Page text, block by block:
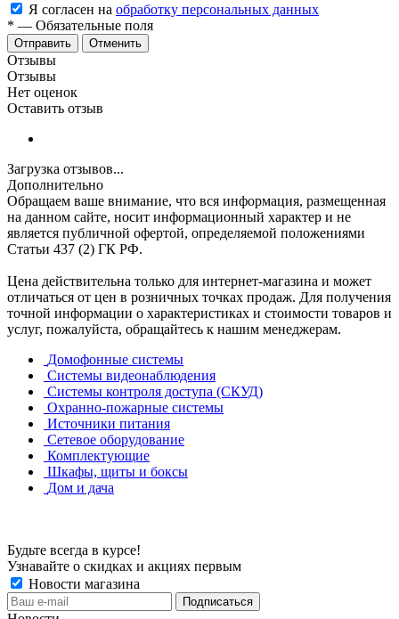
Я согласен на обработку персональных данных
* — Обязательные поля
Отменить
Отзывы
Отзывы
Нет оценок
Оставить отзыв
Загрузка отзывов...
Дополнительно
Обращаем ваше внимание, что вся информация, размещенная
на данном сайте, носит информационный характер и не
является публичной офертой, определяемой положениями
Статьи 437 (2) ГК РФ.
Цена действительна только для интернет-магазина и может
отличаться от цен в розничных точках продаж. Для получения
точной информации о характеристиках и стоимости товаров и
услуг, пожалуйста, обращайтесь к нашим менеджерам.
Домофонные системы
Системы видеонаблюдения
Системы контроля доступа (СКУД)
Охранно-пожарные системы
Источники питания
Сетевое оборудование
Комплектующие
Шкафы, щиты и боксы
Дом и дача
Будьте всегда в курсе!
Узнавайте о скидках и акциях первым
Новости магазина